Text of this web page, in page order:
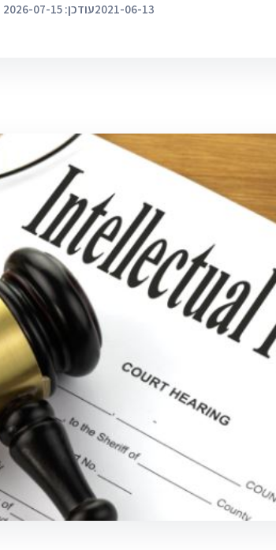
2021-06-13עודכן: 2026-07-15